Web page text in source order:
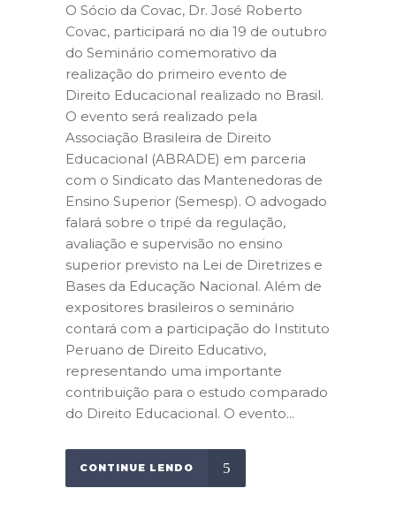
O Sócio da Covac, Dr. José Roberto
Covac, participará no dia 19 de outubro
do Seminário comemorativo da
realização do primeiro evento de
Direito Educacional realizado no Brasil.
O evento será realizado pela
Associação Brasileira de Direito
Educacional (ABRADE) em parceria
com o Sindicato das Mantenedoras de
Ensino Superior (Semesp). O advogado
falará sobre o tripé da regulação,
avaliação e supervisão no ensino
superior previsto na Lei de Diretrizes e
Bases da Educação Nacional. Além de
expositores brasileiros o seminário
contará com a participação do Instituto
Peruano de Direito Educativo,
representando uma importante
contribuição para o estudo comparado
do Direito Educacional. O evento...
CONTINUE LENDO